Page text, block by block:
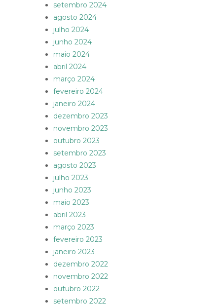
setembro 2024
agosto 2024
julho 2024
junho 2024
maio 2024
abril 2024
março 2024
fevereiro 2024
janeiro 2024
dezembro 2023
novembro 2023
outubro 2023
setembro 2023
agosto 2023
julho 2023
junho 2023
maio 2023
abril 2023
março 2023
fevereiro 2023
janeiro 2023
dezembro 2022
novembro 2022
outubro 2022
setembro 2022